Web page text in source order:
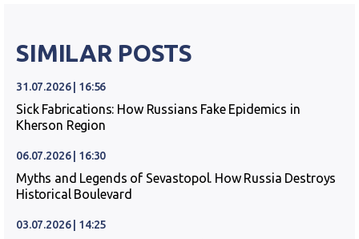
SIMILAR POSTS
31.07.2026 | 16:56
Sick Fabrications: How Russians Fake Epidemics in
Kherson Region
06.07.2026 | 16:30
Myths and Legends of Sevastopol. How Russia Destroys
Historical Boulevard
03.07.2026 | 14:25